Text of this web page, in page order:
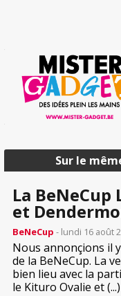
Sur le
La
et
BeNeCup - lundi 16 août
Nous annonçions il
de la BeNeCup. La
bien lieu avec la
le Kituro Ovalie et (...)